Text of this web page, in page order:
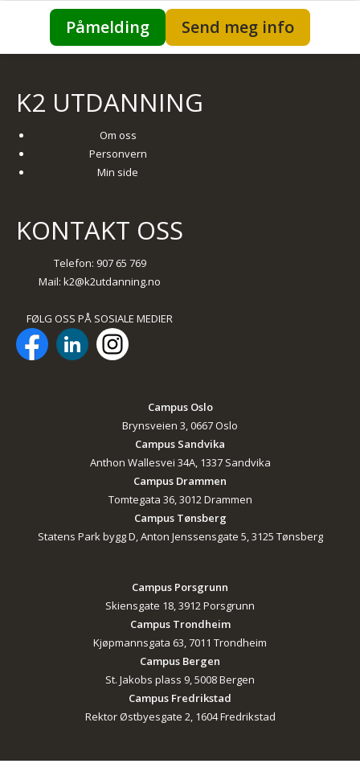
Påmelding Send meg info
K2 UTDANNING
Om oss
Personvern
Min side
KONTAKT OSS
Telefon: 907 65 769
Mail: k2@k2utdanning.no
FØLG OSS PÅ SOSIALE MEDIER
Campus Oslo
Brynsveien 3, 0667 Oslo
Campus Sandvika
Anthon Wallesvei 34A, 1337 Sandvika
Campus Drammen
Tomtegata 36, 3012 Drammen
Campus Tønsberg
Statens Park bygg D, Anton Jenssensgate 5, 3125 Tønsberg
Campus Porsgrunn
Skiensgate 18, 3912 Porsgrunn
Campus Trondheim
Kjøpmannsgata 63, 7011 Trondheim
Campus Bergen
St. Jakobs plass 9, 5008 Bergen
Campus Fredrikstad
Rektor Østbyesgate 2, 1604 Fredrikstad
© 2026 K2 utdanning.